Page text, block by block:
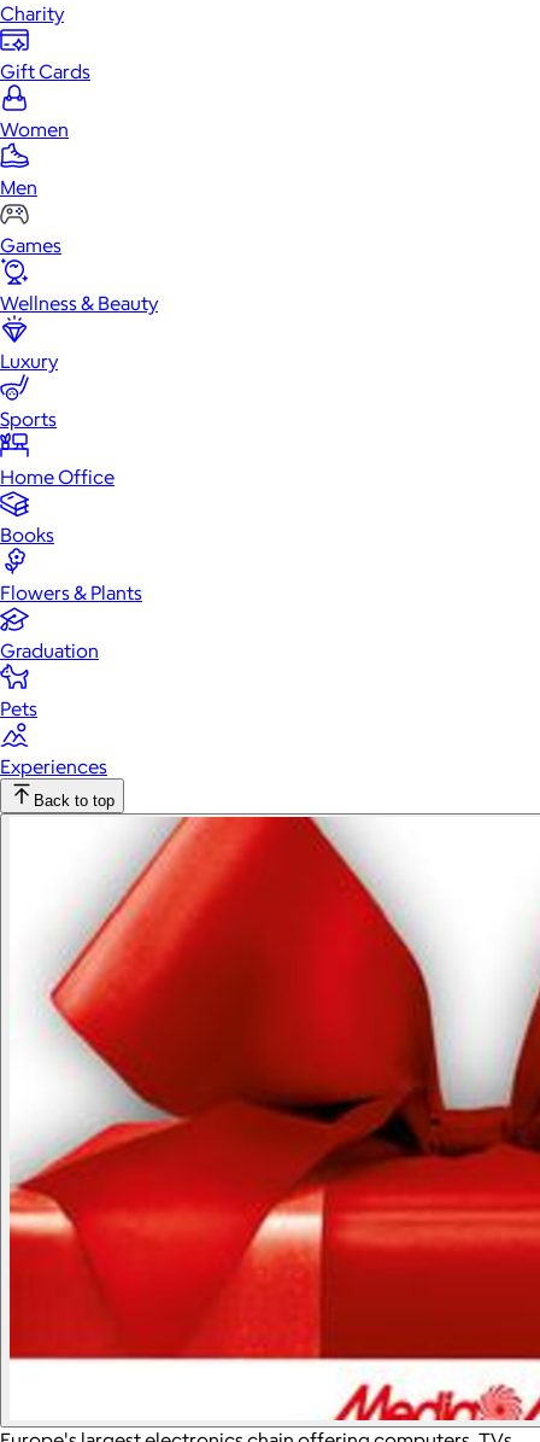
Charity
Gift Cards
Women
Men
Games
Wellness & Beauty
Luxury
Sports
Home Office
Books
Flowers & Plants
Graduation
Pets
Experiences
Back to top